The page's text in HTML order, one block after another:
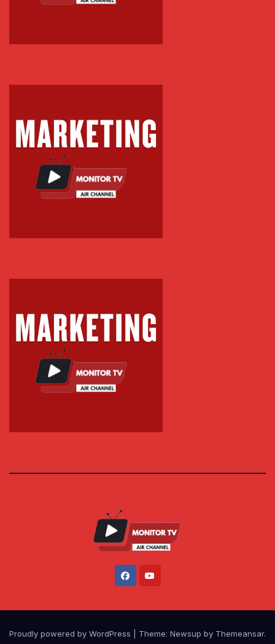
Proudly powered by WordPress Theme: Newsup by Themeansar.